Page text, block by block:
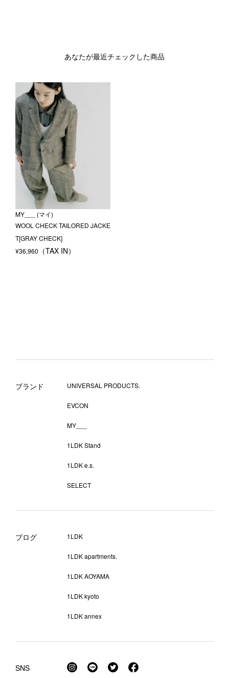
あなたが最近チェックした商品
MY___ (マイ)
WOOL CHECK TAILORED JACKE
T[GRAY CHECK]
¥36,960
ブランド UNIVERSAL PRODUCTS.
EVCON
MY___
1LDK Stand
1LDK e.s.
SELECT
ブログ 1LDK
1LDK apartments.
1LDK AOYAMA
1LDK kyoto
1LDK annex
SNS